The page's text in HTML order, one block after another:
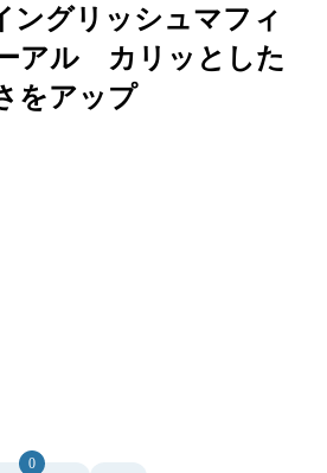
ングリッシュマフィ
アル カリッとした
をアップ
0